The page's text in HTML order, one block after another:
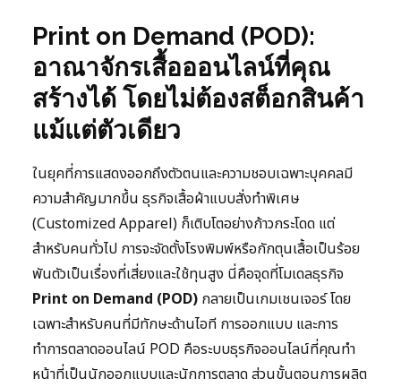
Print on Demand (POD):
อาณาจักรเสื้อออนไลน์ที่คุณ
สร้างได้ โดยไม่ต้องสต็อกสินค้า
แม้แต่ตัวเดียว
ในยุคที่การแสดงออกถึงตัวตนและความชอบเฉพาะบุคคลมี
ความสำคัญมากขึ้น ธุรกิจเสื้อผ้าแบบสั่งทำพิเศษ
(Customized Apparel) ก็เติบโตอย่างก้าวกระโดด แต่
สำหรับคนทั่วไป การจะจัดตั้งโรงพิมพ์หรือกักตุนเสื้อเป็นร้อย
พันตัวเป็นเรื่องที่เสี่ยงและใช้ทุนสูง นี่คือจุดที่โมเดลธุรกิจ
Print on Demand (POD) กลายเป็นเกมเชนเจอร์ โดย
เฉพาะสำหรับคนที่มีทักษะด้านไอที การออกแบบ และการ
ทำการตลาดออนไลน์ POD คือระบบธุรกิจออนไลน์ที่คุณทำ
หน้าที่เป็นนักออกแบบและนักการตลาด ส่วนขั้นตอนการผลิต